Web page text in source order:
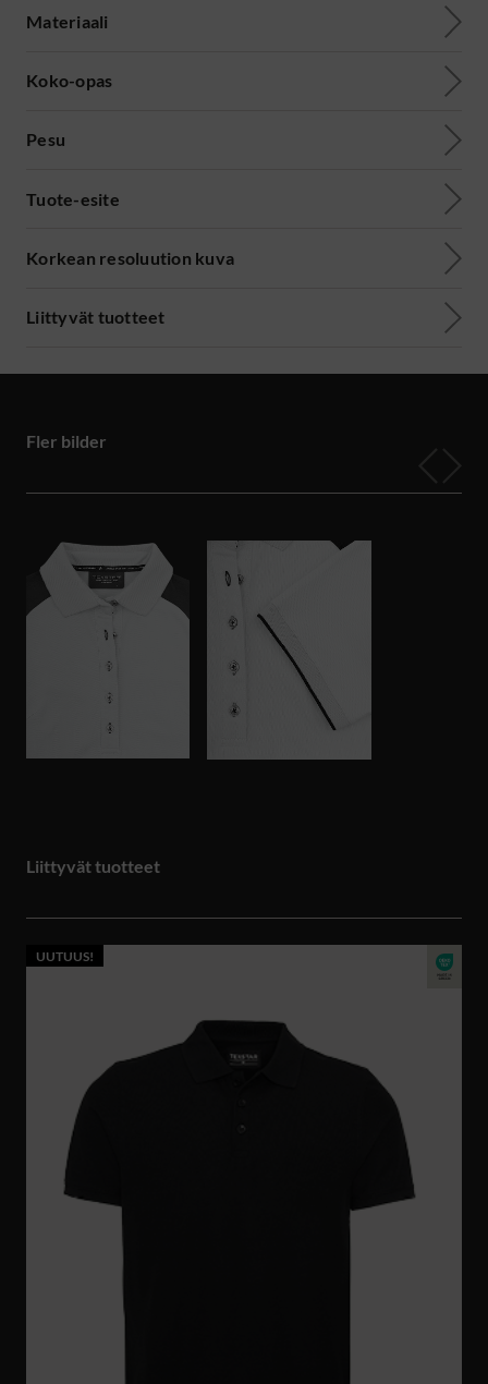
Materiaali
Koko-opas
Pesu
Tuote-esite
Korkean resoluution kuva
Liittyvät tuotteet
Fler bilder
Liittyvät tuotteet
UUTUUS!